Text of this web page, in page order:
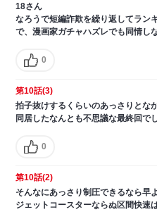
18さん
なろうで短編詐欺を繰り返してラン
で、漫画家ガチャハズレでも同情しな
0
第10話(3)
拍子抜けするくらいのあっさりとな
同居したなんとも不思議な最終回で
0
第10話(2)
そんなにあっさり制圧できるなら早
ジェットコースターならぬ区間快速